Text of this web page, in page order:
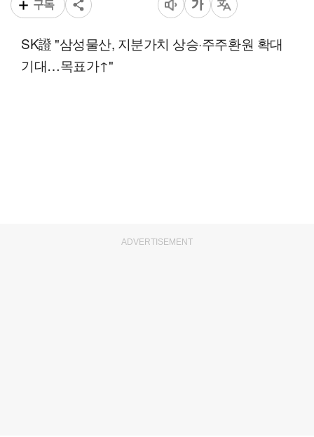
구독
SK證 "삼성물산, 지분가치 상승·주주환원 확대
기대…목표가↑"
ADVERTISEMENT